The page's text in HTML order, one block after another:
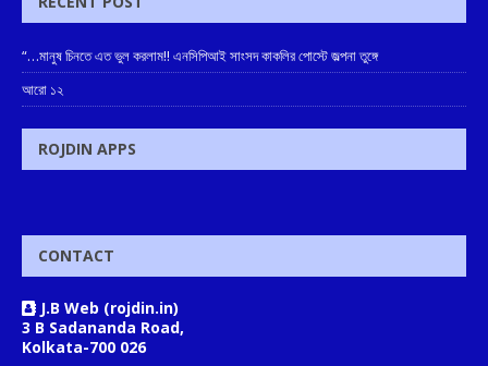
“…মানুষ চিনতে এত ভুল করলাম!! এনসিপিআই সাংসদ কাকলির পোস্টে জল্পনা তুঙ্গে
আরো ১২
ROJDIN APPS
CONTACT
J.B Web (rojdin.in)
3 B Sadananda Road,
Kolkata-700 026